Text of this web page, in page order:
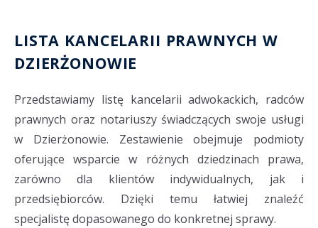
LISTA KANCELARII PRAWNYCH W
DZIERŻONOWIE
Przedstawiamy listę kancelarii adwokackich, radców
prawnych oraz notariuszy świadczących swoje usługi
w Dzierżonowie. Zestawienie obejmuje podmioty
oferujące wsparcie w różnych dziedzinach prawa,
zarówno dla klientów indywidualnych, jak i
przedsiębiorców. Dzięki temu łatwiej znaleźć
specjalistę dopasowanego do konkretnej sprawy.